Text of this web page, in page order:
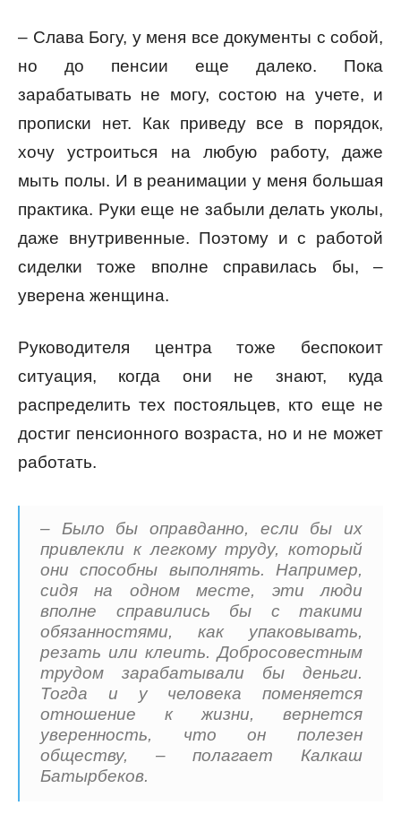
– Слава Богу, у меня все документы с собой,
но до пенсии еще далеко. Пока
зарабатывать не могу, состою на учете, и
прописки нет. Как приведу все в порядок,
хочу устроиться на любую работу, даже
мыть полы. И в реанимации у меня большая
практика. Руки еще не забыли делать уколы,
даже внутривенные. Поэтому и с работой
сиделки тоже вполне справилась бы, –
уверена женщина.
Руководителя центра тоже беспокоит
ситуация, когда они не знают, куда
распределить тех постояльцев, кто еще не
достиг пенсионного возраста, но и не может
работать.
– Было бы оправданно, если бы их
привлекли к легкому труду, который
они способны выполнять. Например,
сидя на одном месте, эти люди
вполне справились бы с такими
обязанностями, как упаковывать,
резать или клеить. Добросовестным
трудом зарабатывали бы деньги.
Тогда и у человека поменяется
отношение к жизни, вернется
уверенность, что он полезен
обществу, – полагает Калкаш
Батырбеков.